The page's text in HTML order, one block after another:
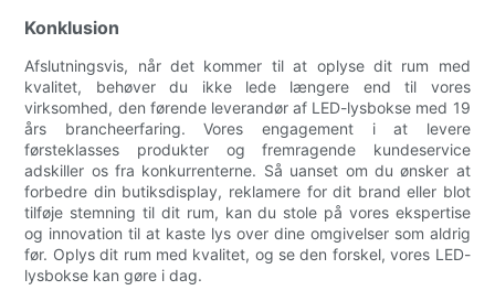
Konklusion
Afslutningsvis, når det kommer til at oplyse dit rum med
kvalitet, behøver du ikke lede længere end til vores
virksomhed, den førende leverandør af LED-lysbokse med 19
års brancheerfaring. Vores engagement i at levere
førsteklasses produkter og fremragende kundeservice
adskiller os fra konkurrenterne. Så uanset om du ønsker at
forbedre din butiksdisplay, reklamere for dit brand eller blot
tilføje stemning til dit rum, kan du stole på vores ekspertise
og innovation til at kaste lys over dine omgivelser som aldrig
før. Oplys dit rum med kvalitet, og se den forskel, vores LED-
lysbokse kan gøre i dag.